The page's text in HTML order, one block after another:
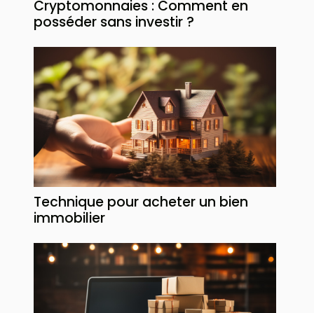
Cryptomonnaies : Comment en
posséder sans investir ?
Technique pour acheter un bien
immobilier